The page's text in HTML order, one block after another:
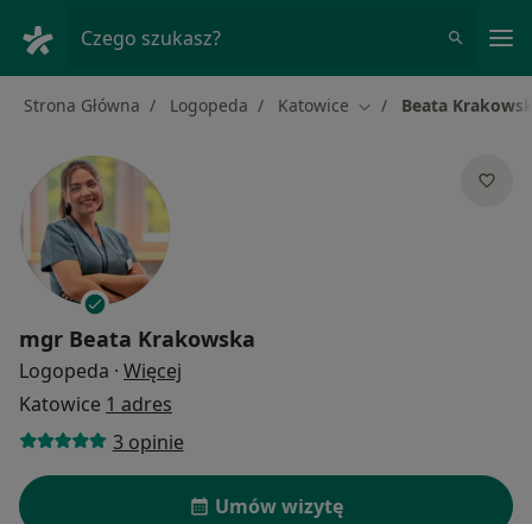
Czego szukasz?
Strona Główna Logopeda Katowice Zmień miasto
Beata
mgr Beata Krakowska
Logopeda · Więcej
Katowice 1 adres
3 opinie
Umów wizytę